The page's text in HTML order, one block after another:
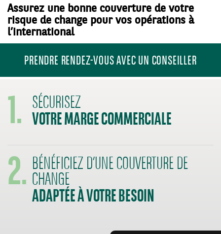
Assurez une bonne couverture de votre
risque de change pour vos opérations à
l’international
PRENDRE RENDEZ-VOUS AVEC UN CONSEILLER
1. SÉCURISEZ
VOTRE MARGE COMMERCIALE
2. BÉNÉFICIEZ D’UNE COUVERTURE DE
CHANGE
ADAPTÉE À VOTRE BESOIN